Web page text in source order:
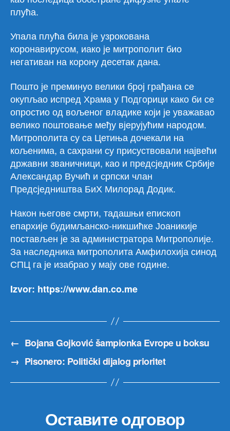
плућа.
Упала плућа била је узрокована
коронавирусом, иако је митрополит био
негативан на корону десетак дана.
Пошто је преминуо велики број грађана се
окупљао испред Храма у Подгорици како би се
опростио од вољеног владике који је уважавао
велико поштовање међу вјерујућим народом.
Митрополита су са Цетиња дочекали на
кољенима, а сахрани су присуствовали највећи
државни званичници, као и предсједник Србије
Александар Вучић и српски члан
Предсједништва БиХ Милорад Додик.
Након његове смрти, тадашњи епископ
епархије будимљанско-никшићке Јоаникије
постављен је за администратора Митрополије.
За наследника митрополита Амфилохија синод
СПЦ га је изабрао у мају ове године.
Izvor: https://www.dan.co.me
← Bojana Gojković šampionka Evrope u boksu
→ Pisonero: Politički dijalog prioritet
Оставите одговор